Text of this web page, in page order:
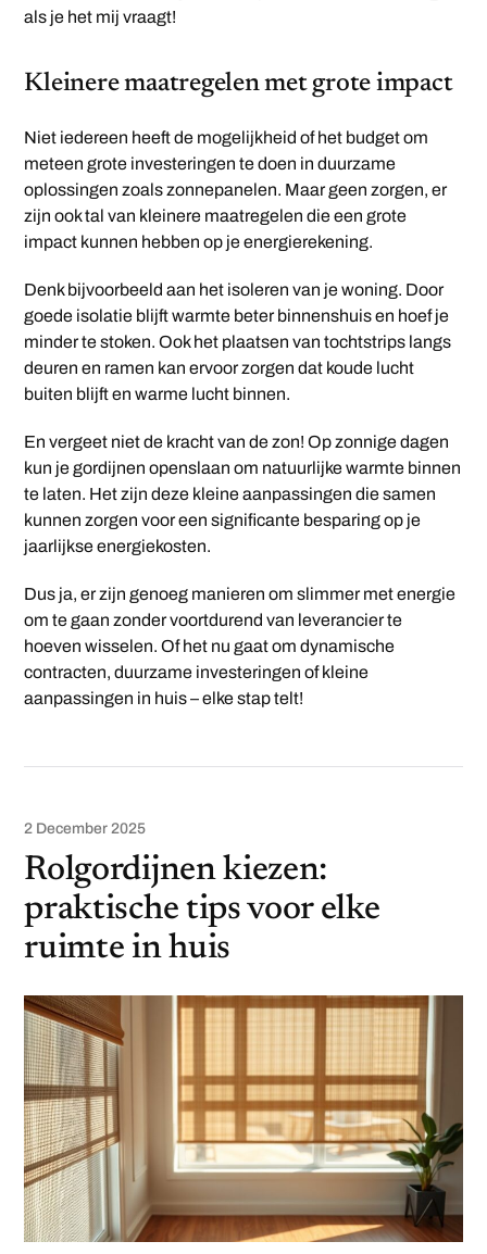
als je het mij vraagt!
Kleinere maatregelen met grote impact
Niet iedereen heeft de mogelijkheid of het budget om
meteen grote investeringen te doen in duurzame
oplossingen zoals zonnepanelen. Maar geen zorgen, er
zijn ook tal van kleinere maatregelen die een grote
impact kunnen hebben op je energierekening.
Denk bijvoorbeeld aan het isoleren van je woning. Door
goede isolatie blijft warmte beter binnenshuis en hoef je
minder te stoken. Ook het plaatsen van tochtstrips langs
deuren en ramen kan ervoor zorgen dat koude lucht
buiten blijft en warme lucht binnen.
En vergeet niet de kracht van de zon! Op zonnige dagen
kun je gordijnen openslaan om natuurlijke warmte binnen
te laten. Het zijn deze kleine aanpassingen die samen
kunnen zorgen voor een significante besparing op je
jaarlijkse energiekosten.
Dus ja, er zijn genoeg manieren om slimmer met energie
om te gaan zonder voortdurend van leverancier te
hoeven wisselen. Of het nu gaat om dynamische
contracten, duurzame investeringen of kleine
aanpassingen in huis – elke stap telt!
2 December 2025
Rolgordijnen kiezen:
praktische tips voor elke
ruimte in huis